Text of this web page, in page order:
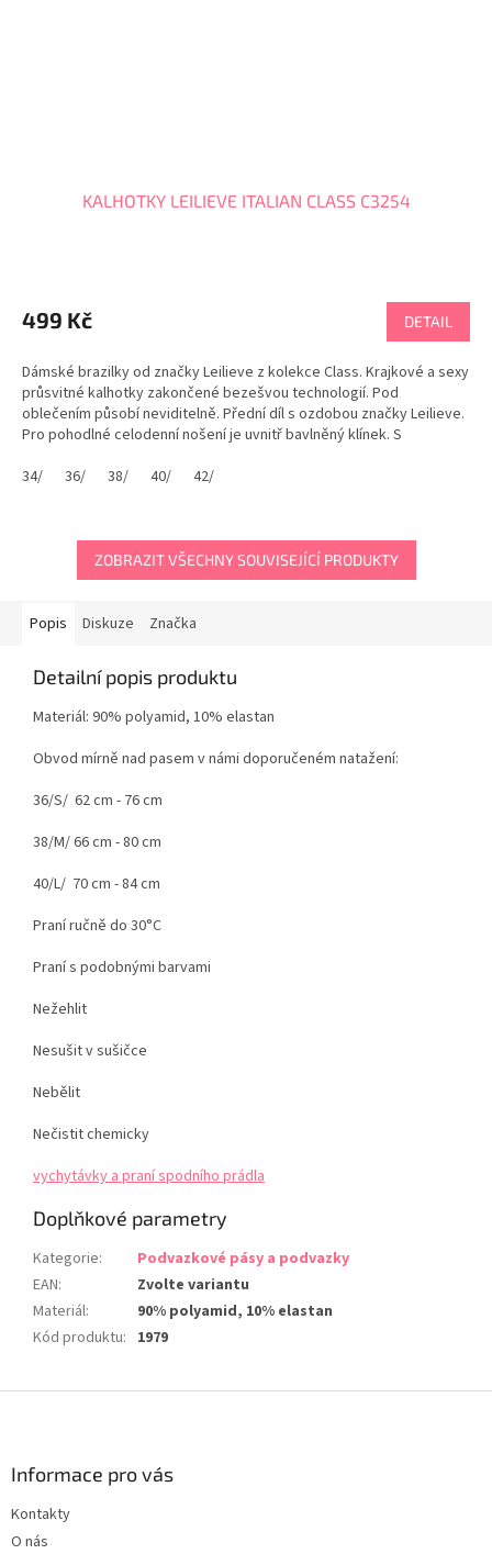
KALHOTKY LEILIEVE ITALIAN CLASS C3254
499 Kč DETAIL
Dámské brazilky od značky Leilieve z kolekce Class. Krajkové a sexy
průsvitné kalhotky zakončené bezešvou technologií. Pod
oblečením působí neviditelně. Přední díl s ozdobou značky Leilieve.
Pro pohodlné celodenní nošení je uvnitř bavlněný klínek. S
34/
36/ 38/ 40/ 42/
ZOBRAZIT VŠECHNY SOUVISEJÍCÍ PRODUKTY
Popis Diskuze Značka
Detailní popis produktu
Materiál: 90% polyamid, 10% elastan
Obvod mírně nad pasem v námi doporučeném natažení:
36/S/ 62 cm - 76 cm
38/M/ 66 cm - 80 cm
40/L/ 70 cm - 84 cm
Praní ručně do 30°C
Praní s podobnými barvami
Nežehlit
Nesušit v sušičce
Nebělit
Nečistit chemicky
vychytávky a praní spodního prádla
Doplňkové parametry
Kategorie:
Podvazkové pásy a podvazky
EAN:
Zvolte variantu
Materiál:
90% polyamid, 10% elastan
Kód produktu: 1979
Informace pro vás
Kontakty
O nás